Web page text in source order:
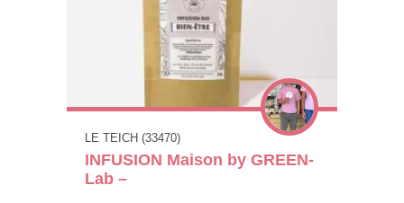
LE TEICH (33470)
INFUSION Maison by GREEN-
Lab –